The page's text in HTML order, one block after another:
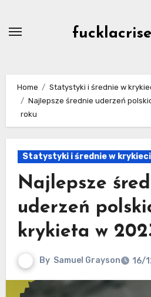
Home
Statystyki i średnie w
Najlepsze średnie uderzeń
roku
Statystyki i średnie w
Najlepsze
uderzeń
krykieta w
By Samuel Grayson 16/